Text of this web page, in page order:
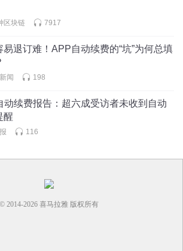
区块链 7917
易退订难！APP自动续费的“坑”为何总填
闻 198
动续费报告：超六成受访者未收到自动
醒
116
© 2014-2026 喜马拉雅 版权所有